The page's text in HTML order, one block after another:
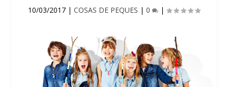
10/03/2017 | COSAS DE PEQUES | 0 |